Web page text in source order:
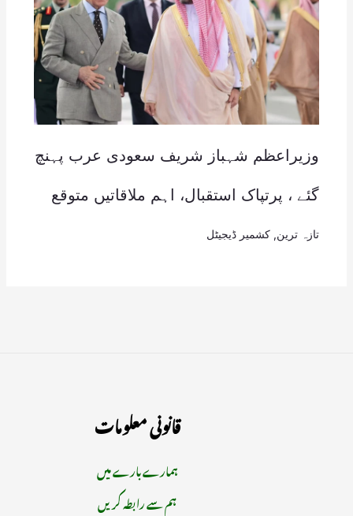
وزیراعظم شہباز شریف سعودی عرب پہنچ
گئے ، پرتپاک استقبال، اہم ملاقاتیں متوقع
تازہ ترین کشمیر ڈیجیٹل
قانونی معلومات
ہمارے بارے میں
ہم سے رابطہ کریں